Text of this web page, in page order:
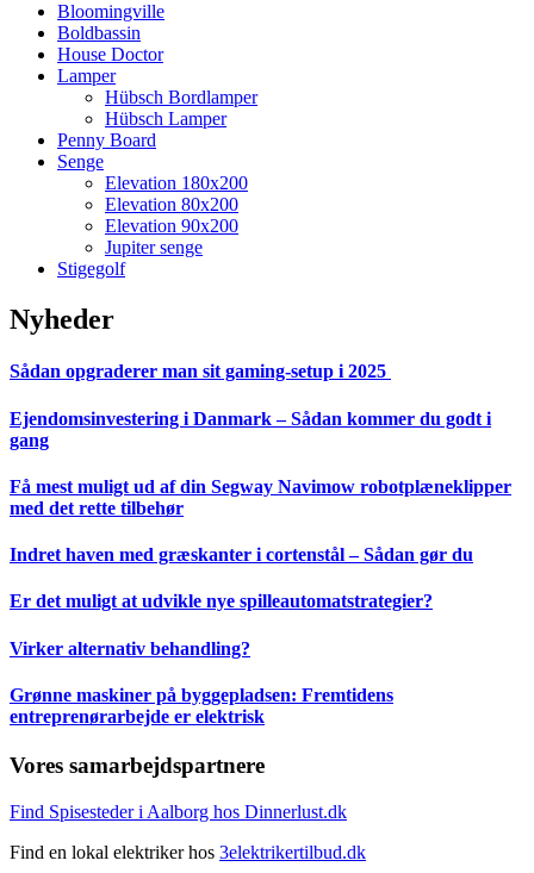
Bloomingville
Boldbassin
House Doctor
Lamper
Hübsch Bordlamper
Hübsch Lamper
Penny Board
Senge
Elevation 180x200
Elevation 80x200
Elevation 90x200
Jupiter senge
Stigegolf
Nyheder
Sådan opgraderer man sit gaming-setup i 2025
Ejendomsinvestering i Danmark – Sådan kommer du godt i
gang
Få mest muligt ud af din Segway Navimow robotplæneklipper
med det rette tilbehør
Indret haven med græskanter i cortenstål – Sådan gør du
Er det muligt at udvikle nye spilleautomatstrategier?
Virker alternativ behandling?
Grønne maskiner på byggepladsen: Fremtidens
entreprenørarbejde er elektrisk
Vores samarbejdspartnere
Find Spisesteder i Aalborg hos Dinnerlust.dk
Find en lokal elektriker hos 3elektrikertilbud.dk